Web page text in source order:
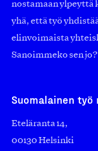
nostamaan ylpeyttä
yhä, että työ
elinvoimaista
Sanoimmeko sen jo?
Suomalainen työ
Eteläranta 14,
00130 Helsinki